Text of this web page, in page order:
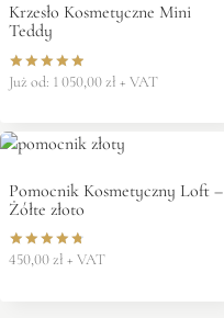
Krzesło Kosmetyczne Mini
Teddy
Oceniono
Już od: 1 050,00zł + VAT
Pomocnik Kosmetyczny Loft –
Żółte złoto
Oceniono
450,00zł + VAT